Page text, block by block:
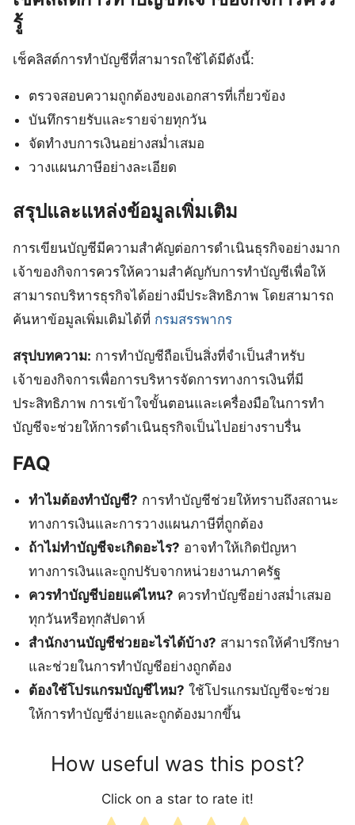
รู้
เช็คลิสต์การทำบัญชีที่สามารถใช้ได้มีดังนี้:
ตรวจสอบความถูกต้องของเอกสารที่เกี่ยวข้อง
บันทึกรายรับและรายจ่ายทุกวัน
จัดทำงบการเงินอย่างสม่ำเสมอ
วางแผนภาษีอย่างละเอียด
สรุปและแหล่งข้อมูลเพิ่มเติม
การเขียนบัญชีมีความสำคัญต่อการดำเนินธุรกิจอย่างมาก
เจ้าของกิจการควรให้ความสำคัญกับการทำบัญชีเพื่อให้
สามารถบริหารธุรกิจได้อย่างมีประสิทธิภาพ โดยสามารถ
ค้นหาข้อมูลเพิ่มเติมได้ที่ กรมสรรพากร
สรุปบทความ: การทำบัญชีถือเป็นสิ่งที่จำเป็นสำหรับ
เจ้าของกิจการเพื่อการบริหารจัดการทางการเงินที่มี
ประสิทธิภาพ การเข้าใจขั้นตอนและเครื่องมือในการทำ
บัญชีจะช่วยให้การดำเนินธุรกิจเป็นไปอย่างราบรื่น
FAQ
ทำไมต้องทำบัญชี? การทำบัญชีช่วยให้ทราบถึงสถานะ
ทางการเงินและการวางแผนภาษีที่ถูกต้อง
ถ้าไม่ทำบัญชีจะเกิดอะไร? อาจทำให้เกิดปัญหา
ทางการเงินและถูกปรับจากหน่วยงานภาครัฐ
ควรทำบัญชีบ่อยแค่ไหน? ควรทำบัญชีอย่างสม่ำเสมอ
ทุกวันหรือทุกสัปดาห์
สำนักงานบัญชีช่วยอะไรได้บ้าง? สามารถให้คำปรึกษา
และช่วยในการทำบัญชีอย่างถูกต้อง
ต้องใช้โปรแกรมบัญชีไหม? ใช้โปรแกรมบัญชีจะช่วย
ให้การทำบัญชีง่ายและถูกต้องมากขึ้น
How useful was this post?
Click on a star to rate it!